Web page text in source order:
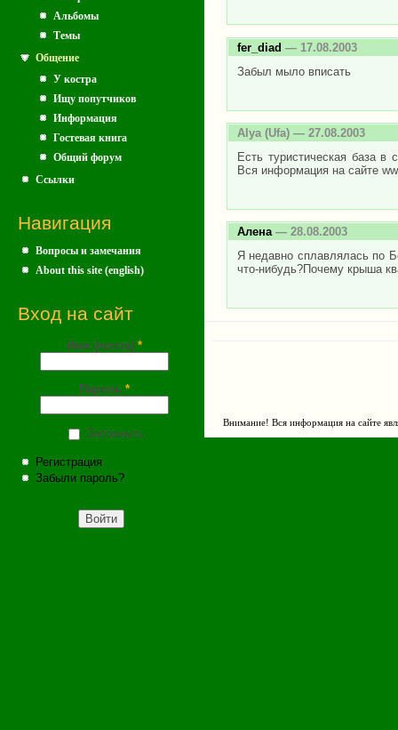
Альбомы
Темы
Общение
У костра
Ищу попутчиков
Информация
Гостевая книга
Общий форум
Ссылки
Навигация
Вопросы и замечания
About this site (english)
Вход на сайт
Имя (почта) *
Пароль *
Запомнить
Регистрация
Забыли пароль?
fer_diad — 17.08.2003
Забыл мыло вписать
Alya (Ufa) — 27.08.2003
Есть туристическая база
Вся информация на сайте
Алена— 28.08.2003
Я недавно сплавлялась по
что-нибудь?Почему крыша
Внимание! Вся информация на сайте